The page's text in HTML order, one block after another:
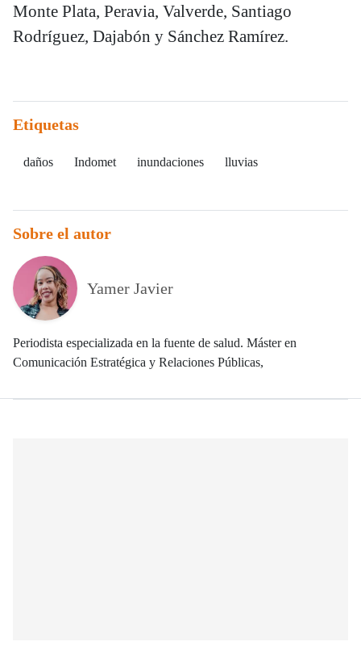
Monte Plata, Peravia, Valverde, Santiago
Rodríguez, Dajabón y Sánchez Ramírez.
Etiquetas
daños Indomet inundaciones lluvias
Sobre el autor
Yamer Javier
Periodista especializada en la fuente de salud. Máster en
Comunicación Estratégica y Relaciones Públicas,